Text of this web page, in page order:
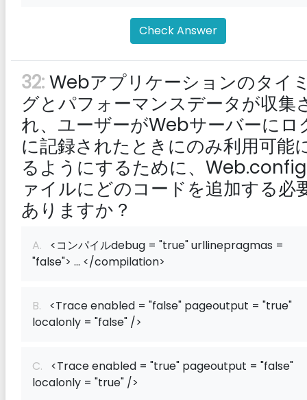
Check Answer
32:Webアプリケーションのタイ
グとパフォーマンスデータが収集
れ、ユーザーがWebサーバーにロ
に記録されたときにのみ利用可能
るようにするために、
ァイルにどのコードを追加する必
ありますか？
A. <コンパイルdebug = "true" urllinepragmas =
"false"> ... </compilation>
B. <Trace enabled = "false" pageoutput = "true"
localonly = "false" />
C. <Trace enabled = "true" pageoutput = "false"
localonly = "true" />